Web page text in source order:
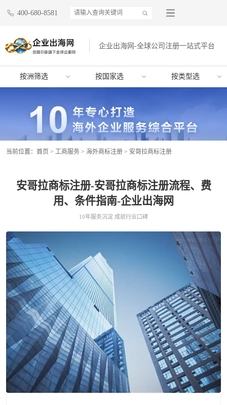
400-680-8581
企业出海网-全球公司注册一站式平台
按洲筛选 按国家选 按类型选
当前位置： 首页 > 工商服务 > 海外商标注册 > 安哥拉商标注册
安哥拉商标注册-安哥拉商标注册流程、费
用、条件指南-企业出海网
10年服务沉淀 成就行业口碑